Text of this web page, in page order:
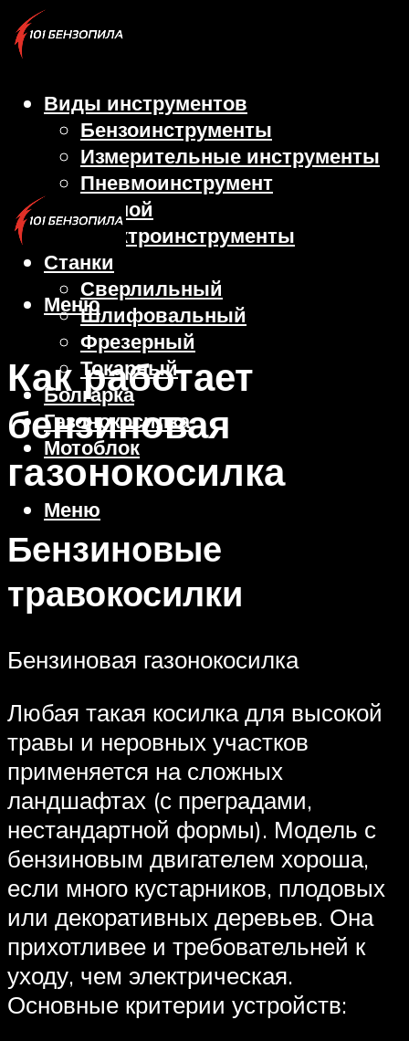
Виды инструментов
Бензоинструменты
Измерительные инструменты
Пневмоинструмент
Ручной
Электроинструменты
Станки
Сверлильный
Шлифовальный
Фрезерный
Токарный
Болгарка
Газонокосилка
Мотоблок
Меню
Меню
Как работает
бензиновая
газонокосилка
Бензиновые
травокосилки
Бензиновая газонокосилка
Любая такая косилка для высокой
травы и неровных участков
применяется на сложных
ландшафтах (с преградами,
нестандартной формы). Модель с
бензиновым двигателем хороша,
если много кустарников, плодовых
или декоративных деревьев. Она
прихотливее и требовательней к
уходу, чем электрическая.
Основные критерии устройств: